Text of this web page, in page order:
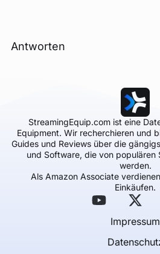
Antworten
StreamingEquip.com ist eine
Equipment. Wir recherchieren und
Guides und Reviews über die
und Software, die von populären
werden.
Als Amazon Associate
Einkäufen.
Impressum